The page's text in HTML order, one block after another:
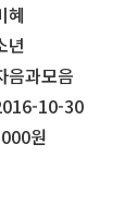
혜
년
음과모음
10-30
원